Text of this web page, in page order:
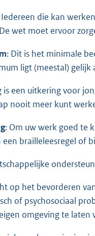
die kan
wet moet ervoor
: Dit is het minimale
ligt (meestal)
is een uitkering voor
nooit meer kunt
: Om uw werk goed te
een brailleleesregel of
op het bevorderen
of psychosociaal
omgeving te